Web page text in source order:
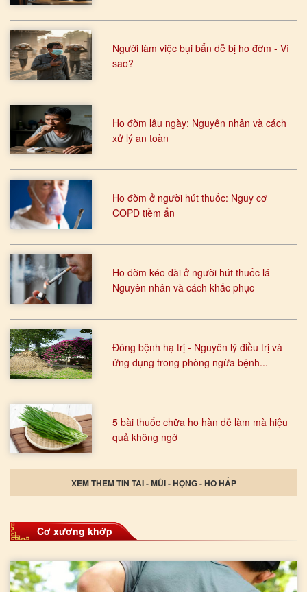
Người làm việc bụi bẩn dễ bị ho đờm - Vì
sao?
Ho đờm lâu ngày: Nguyên nhân và cách
xử lý an toàn
Ho đờm ở người hút thuốc: Nguy cơ
COPD tiềm ẩn
Ho đờm kéo dài ở người hút thuốc lá -
Nguyên nhân và cách khắc phục
Đông bệnh hạ trị - Nguyên lý điều trị và
ứng dụng trong phòng ngừa bệnh...
5 bài thuốc chữa ho hàn dễ làm mà hiệu
quả không ngờ
XEM THÊM TIN TAI - MŨI - HỌNG - HÔ HẤP
Cơ xương khớp